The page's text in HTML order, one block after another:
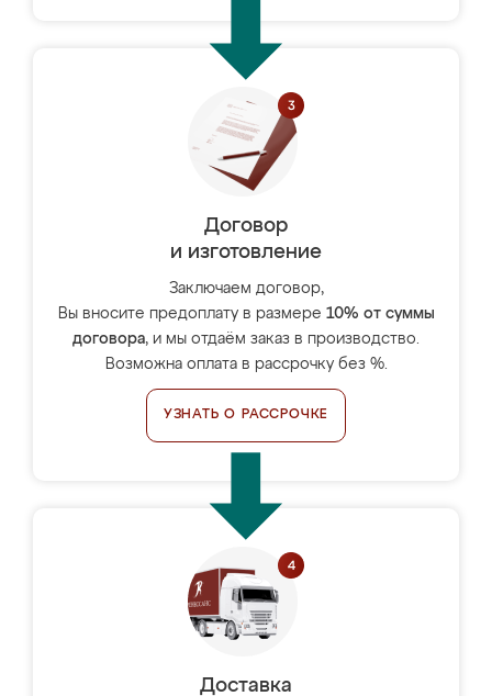
Договор
и изготовление
Заключаем договор,
Вы вносите предоплату в размере 10% от суммы
договора, и мы отдаём заказ в производство.
Возможна оплата в рассрочку без %.
УЗНАТЬ О РАССРОЧКЕ
Доставка